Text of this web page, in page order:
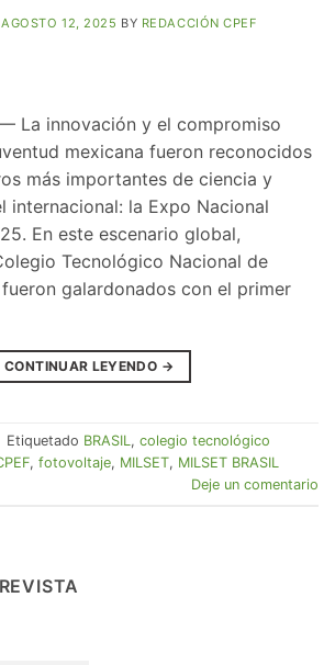
AGOSTO 12, 2025 BY REDACCIÓN CPEF
La innovación y el compromiso
mexicana fueron reconocidos
más importantes de ciencia y
internacional: la Expo Nacional
En este escenario global,
Tecnológico Nacional de
galardonados con el primer
CONTINUAR LEYENDO →
Etiquetado BRASIL , colegio tecnológico
, fotovoltaje, MILSET, MILSET BRASIL
Deje un comentario